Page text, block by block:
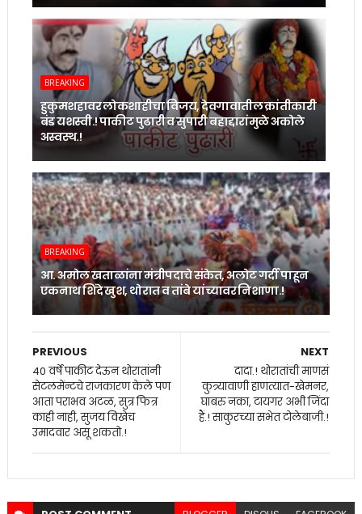
BREAKING
हुकुमशहावर लोकशाहीचा विजय, देवगावातील क्रांतीकारी
बंड यशस्वी.! पाकीट पुढारी व सुपारी बहाद्दारांमुळे अकोले
अस्वस्थ.!
BREAKING
आ. अमोल खताळांना मंत्रीपदाचे संकेत, अलोट गर्दी पाहून
एकनाथ शिंदे खुश, थोरात व तांबे यांच्यावर निशाणा.!
NEXT
दादा.! थोरातांची माणसं
कुत्र्यावाणी हाणत्यात-खेमनर,
घाबरु नका, टायगर अभी जिंदा
हैं.! साकुरच्या सभेत टोलेबाजी.!
PREVIOUS
40 वर्षे पाकीट देऊन थोरातांनी
सेटलमेंन्टचे राजकारण केले पण
आता पराभव अटळ, सुत्र फित्र
काही नाही, सुजय विखेच
उमादवार असू शकतो.!